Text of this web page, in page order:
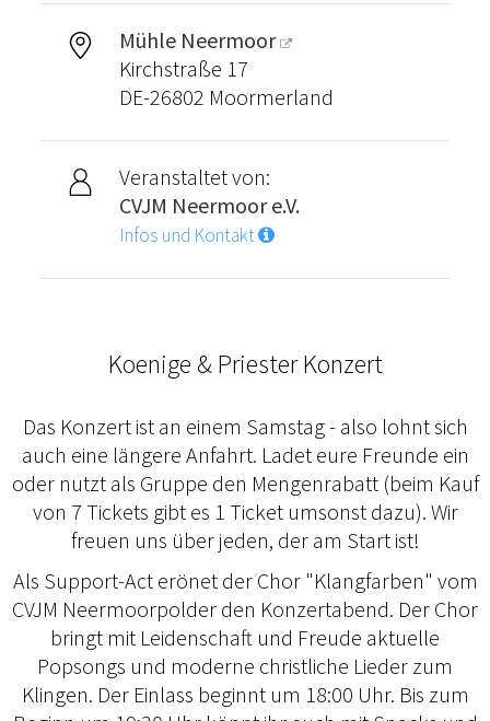
Mühle Neermoor
Kirchstraße 17
DE-26802 Moormerland
Veranstaltet von:
CVJM Neermoor e.V.
Infos und Kontakt
Koenige & Priester Konzert
Das Konzert ist an einem Samstag - also lohnt sich
auch eine längere Anfahrt. Ladet eure Freunde ein
oder nutzt als Gruppe den Mengenrabatt (beim Kauf
von 7 Tickets gibt es 1 Ticket umsonst dazu). Wir
freuen uns über jeden, der am Start ist!
Als Support-Act eröffnet der Chor "Klangfarben" vom
CVJM Neermoorpolder den Konzertabend. Der Chor
bringt mit Leidenschaft und Freude aktuelle
Popsongs und moderne christliche Lieder zum
Klingen. Der Einlass beginnt um 18:00 Uhr. Bis zum